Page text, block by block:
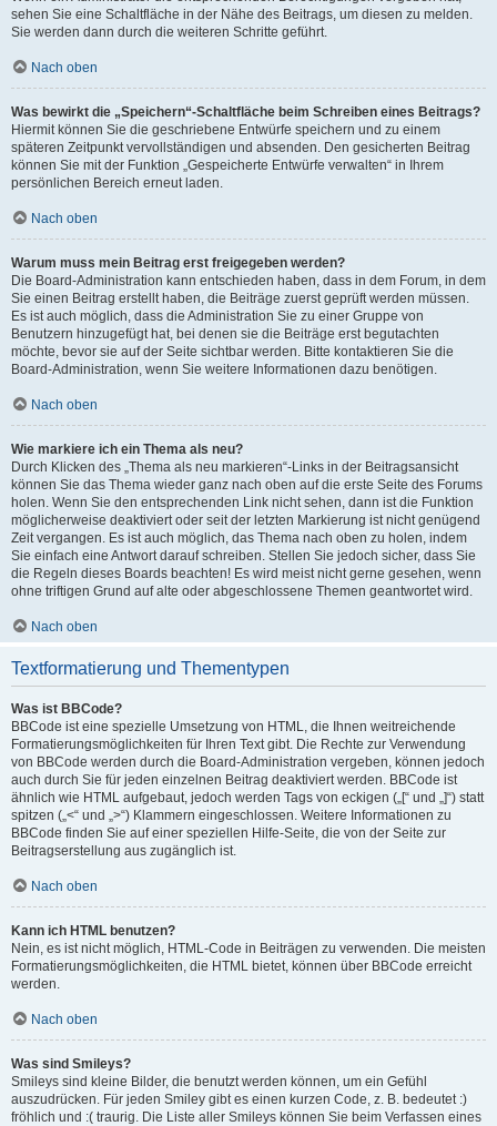
sehen Sie eine Schaltfläche in der Nähe des Beitrags, um diesen zu melden.
Sie werden dann durch die weiteren Schritte geführt.
Nach oben
Was bewirkt die „Speichern“-Schaltfläche beim Schreiben eines Beitrags?
Hiermit können Sie die geschriebene Entwürfe speichern und zu einem
späteren Zeitpunkt vervollständigen und absenden. Den gesicherten Beitrag
können Sie mit der Funktion „Gespeicherte Entwürfe verwalten“ in Ihrem
persönlichen Bereich erneut laden.
Nach oben
Warum muss mein Beitrag erst freigegeben werden?
Die Board-Administration kann entschieden haben, dass in dem Forum, in dem
Sie einen Beitrag erstellt haben, die Beiträge zuerst geprüft werden müssen.
Es ist auch möglich, dass die Administration Sie zu einer Gruppe von
Benutzern hinzugefügt hat, bei denen sie die Beiträge erst begutachten
möchte, bevor sie auf der Seite sichtbar werden. Bitte kontaktieren Sie die
Board-Administration, wenn Sie weitere Informationen dazu benötigen.
Nach oben
Wie markiere ich ein Thema als neu?
Durch Klicken des „Thema als neu markieren“-Links in der Beitragsansicht
können Sie das Thema wieder ganz nach oben auf die erste Seite des Forums
holen. Wenn Sie den entsprechenden Link nicht sehen, dann ist die Funktion
möglicherweise deaktiviert oder seit der letzten Markierung ist nicht genügend
Zeit vergangen. Es ist auch möglich, das Thema nach oben zu holen, indem
Sie einfach eine Antwort darauf schreiben. Stellen Sie jedoch sicher, dass Sie
die Regeln dieses Boards beachten! Es wird meist nicht gerne gesehen, wenn
ohne triftigen Grund auf alte oder abgeschlossene Themen geantwortet wird.
Nach oben
Textformatierung und Thementypen
Was ist BBCode?
BBCode ist eine spezielle Umsetzung von HTML, die Ihnen weitreichende
Formatierungsmöglichkeiten für Ihren Text gibt. Die Rechte zur Verwendung
von BBCode werden durch die Board-Administration vergeben, können jedoch
auch durch Sie für jeden einzelnen Beitrag deaktiviert werden. BBCode ist
ähnlich wie HTML aufgebaut, jedoch werden Tags von eckigen („[“ und „]“) statt
spitzen („<“ und „>“) Klammern eingeschlossen. Weitere Informationen zu
BBCode finden Sie auf einer speziellen Hilfe-Seite, die von der Seite zur
Beitragserstellung aus zugänglich ist.
Nach oben
Kann ich HTML benutzen?
Nein, es ist nicht möglich, HTML-Code in Beiträgen zu verwenden. Die meisten
Formatierungsmöglichkeiten, die HTML bietet, können über BBCode erreicht
werden.
Nach oben
Was sind Smileys?
Smileys sind kleine Bilder, die benutzt werden können, um ein Gefühl
auszudrücken. Für jeden Smiley gibt es einen kurzen Code, z. B. bedeutet :)
fröhlich und :( traurig. Die Liste aller Smileys können Sie beim Verfassen eines